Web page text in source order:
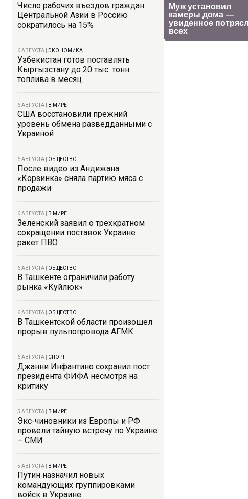
Число рабочих въездов граждан
Центральной Азии в Россию
сократилось на 15%
6 АВГУСТА ЭКОНОМИКА
Узбекистан готов поставлять
Кыргызстану до 20 тыс. тонн
топлива в месяц
6 АВГУСТА В МИРЕ
США восстановили прежний
уровень обмена разведданными с
Украиной
6 АВГУСТА ОБЩЕСТВО
После видео из Андижана
«Корзинка» сняла партию мяса с
продажи
6 АВГУСТА В МИРЕ
Зеленский заявил о трехкратном
сокращении поставок Украине
ракет ПВО
6 АВГУСТА ОБЩЕСТВО
В Ташкенте ограничили работу
рынка «Куйлюк»
6 АВГУСТА ОБЩЕСТВО
В Ташкентской области произошел
прорыв пульпопровода АГМК
6 АВГУСТА СПОРТ
Джанни Инфантино сохранил пост
президента ФИФА несмотря на
критику
5 АВГУСТА В МИРЕ
Экс-чиновники из Европы и РФ
провели тайную встречу по Украине
– СМИ
5 АВГУСТА В МИРЕ
Путин назначил новых
командующих группировками
войск в Украине